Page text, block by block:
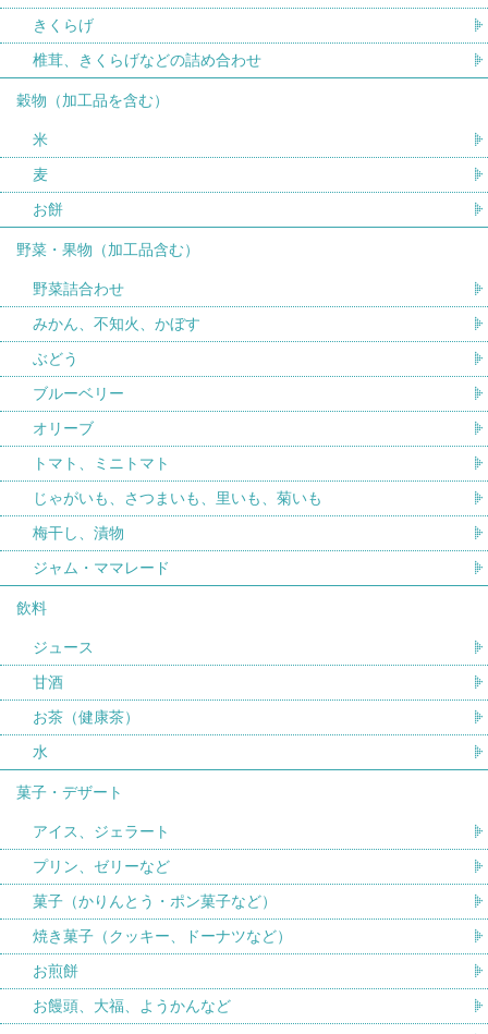
きくらげ
椎茸、きくらげなどの詰め合わせ
穀物（加工品を含む）
米
麦
お餅
野菜・果物（加工品含む）
野菜詰合わせ
みかん、不知火、かぼす
ぶどう
ブルーベリー
オリーブ
トマト、ミニトマト
じゃがいも、さつまいも、里いも、菊いも
梅干し、漬物
ジャム・ママレード
飲料
ジュース
甘酒
お茶（健康茶）
水
菓子・デザート
アイス、ジェラート
プリン、ゼリーなど
菓子（かりんとう・ポン菓子など）
焼き菓子（クッキー、ドーナツなど）
お煎餅
お饅頭、大福、ようかんなど